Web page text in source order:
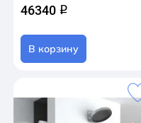
46340 q
В корзину